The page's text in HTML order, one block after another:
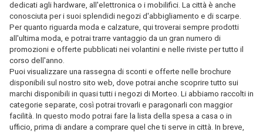
dedicati agli hardware, all'elettronica o i mobilifici. La città è anche
conosciuta per i suoi splendidi negozi d'abbigliamento e di scarpe.
Per quanto riguarda moda e calzature, qui troverai sempre prodotti
all'ultima moda, e potrai trarre vantaggio da un gran numero di
promozioni e offerte pubblicati nei volantini e nelle riviste per tutto il
corso dell'anno.
Puoi visualizzare una rassegna di sconti e offerte nelle brochure
disponibili sul nostro sito web, dove potrai anche scoprire tutto sui
marchi disponibili in quasi tutti i negozi di Morteo. Li abbiamo raccolti in
categorie separate, così potrai trovarli e paragonarli con maggior
facilità. In questo modo potrai fare la lista della spesa a casa o in
ufficio, prima di andare a comprare quel che ti serve in città. In breve,